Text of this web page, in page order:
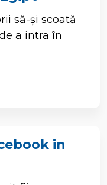
să-și scoată
a intra în
in